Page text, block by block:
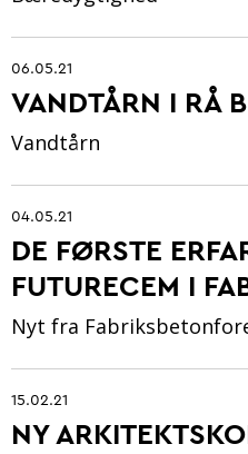
06.05.21
VANDTÅRN I RÅ
Vandtårn
04.05.21
DE FØRSTE
FUTURECEM I
Nyt fra
15.02.21
NY